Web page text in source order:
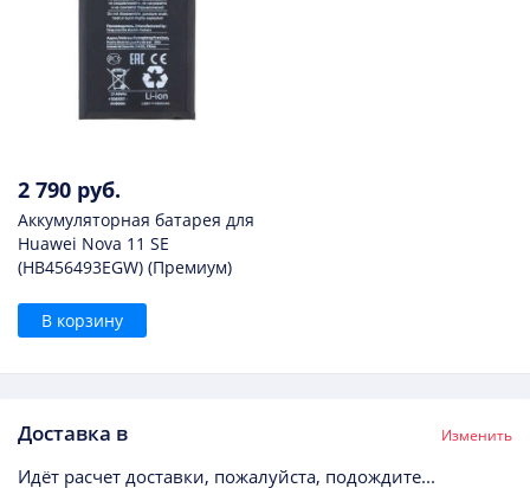
2 790 руб.
Аккумуляторная батарея для
Huawei Nova 11 SE
(HB456493EGW) (Премиум)
В корзину
Доставка в Изменить
Идёт расчет доставки, пожалуйста, подождите...